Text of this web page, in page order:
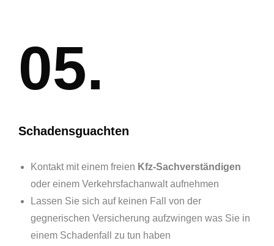
05.
Schadensguachten
Kontakt mit einem freien Kfz-Sachverständigen
oder einem Verkehrsfachanwalt aufnehmen
Lassen Sie sich auf keinen Fall von der
gegnerischen Versicherung aufzwingen was Sie in
einem Schadenfall zu tun haben